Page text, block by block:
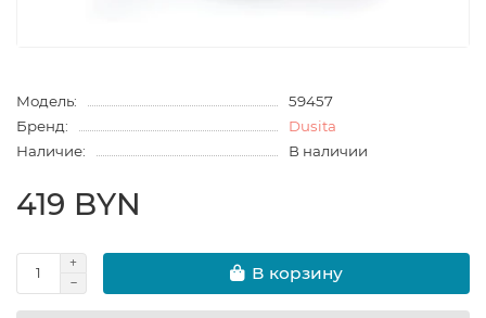
Модель:
59457
Бренд:
Dusita
Наличие:
В наличии
419 BYN
В корзину